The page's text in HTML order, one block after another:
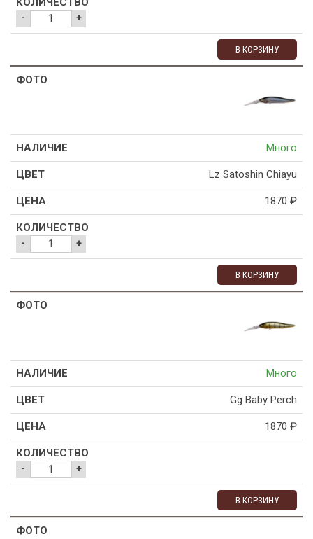
- +
В КОРЗИНУ
Много
Lz Satoshin Chiayu
1870 ₽
- +
В КОРЗИНУ
Много
Gg Baby Perch
1870 ₽
- +
В КОРЗИНУ